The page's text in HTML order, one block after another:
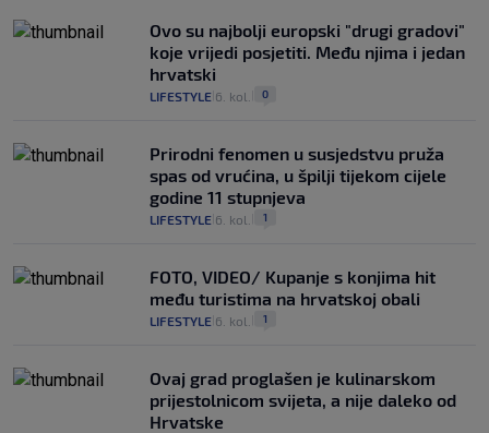
Ovo su najbolji europski "drugi gradovi"
koje vrijedi posjetiti. Među njima i jedan
hrvatski
LIFESTYLE 6. kol. 0
Prirodni fenomen u susjedstvu pruža
spas od vrućina, u špilji tijekom cijele
godine 11 stupnjeva
LIFESTYLE 6. kol. 1
FOTO, VIDEO/ Kupanje s konjima hit
među turistima na hrvatskoj obali
LIFESTYLE 6. kol. 1
Ovaj grad proglašen je kulinarskom
prijestolnicom svijeta, a nije daleko od
Hrvatske